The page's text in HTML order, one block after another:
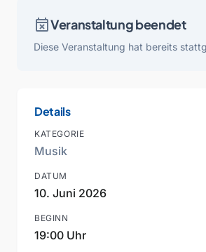
event_busyVeranstaltung beendet
Diese Veranstaltung hat bereits
Details
KATEGORIE
Musik
DATUM
10. Juni 2026
BEGINN
19:00 Uhr